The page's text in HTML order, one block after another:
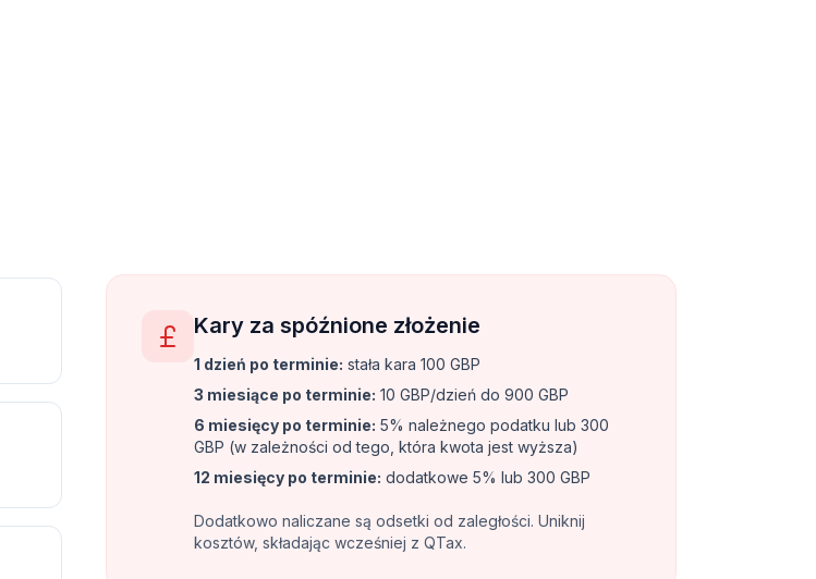
Kary za spóźnione złożenie
1 dzień po terminie: stała kara 100 GBP
3 miesiące po terminie: 10 GBP/dzień do 900 GBP
6 miesięcy po terminie: 5% należnego podatku lub 300
GBP (w zależności od tego, która kwota jest wyższa)
12 miesięcy po terminie: dodatkowe 5% lub 300 GBP
Dodatkowo naliczane są odsetki od zaległości. Uniknij
kosztów, składając wcześniej z QTax.